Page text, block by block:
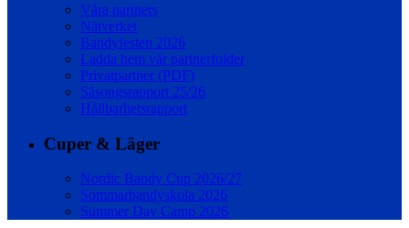
Våra partners
Nätverket
Bandyfesten 2026
Ladda hem vår partnerfolder
Privatpartner (PDF)
Säsongsrapport 25/26
Hållbarhetsrapport
Cuper & Läger
Nordic Bandy Cup 2026/27
Sommarbandyskola 2026
Summer Day Camp 2026